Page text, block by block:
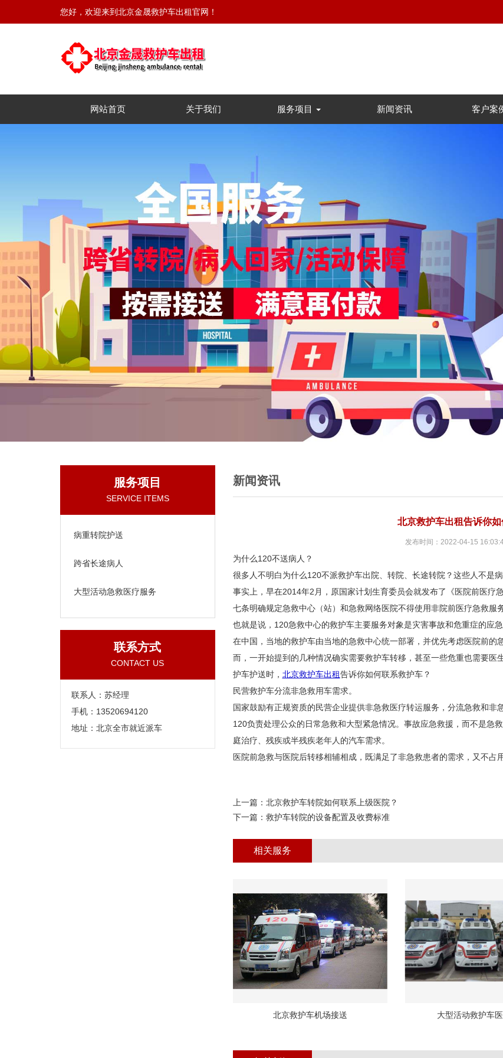
您好，欢迎来到北京金晟救护车出租官网！
网站首页 关于我们 服务项目 新闻资讯 客户案
服务项目
SERVICE ITEMS
病重转院护送
跨省长途病人
大型活动急救医疗服务
联系方式
CONTACT US
联系人：苏经理
手机：13520694120
地址：北京全市就近派车
新闻资讯
北京救护车出租告诉你
发布时间：2022-04-15
为什么120不送病人？
很多人不明白为什么120不派救护车出院、转院、长途转院？这些人不是
事实上，早在2014年2月，原国家计划生育委员会就发布了《医院前医疗
七条明确规定急救中心（站）和急救网络医院不得使用非院前医疗急救服务
也就是说，120急救中心的救护车主要服务对象是灾害事故和危重症的应
在中国，当地的救护车由当地的急救中心统一部署，并优先考虑医院前
而，一开始提到的几种情况确实需要救护车转移，甚至一些危重也需要
护车护送时， 北京救护车出租告诉你如何联系救护车？
民营救护车分流非急救用车需求。
国家鼓励有正规资质的民营企业提供非急救医疗转运服务，分流急救和非
120负责处理公众的日常急救和大型紧急情况。事故应急救援，而不是急
庭治疗、残疾或半残疾老年人的汽车需求。
医院前急救与医院后转移相辅相成，既满足了非急救患者的需求，又不占
上一篇： 北京救护车转院​如何联系上级医院？
下一篇： 救护车转院的设备配置及收费标准
相关服务
北京救护车机场接送 大型活动救护车